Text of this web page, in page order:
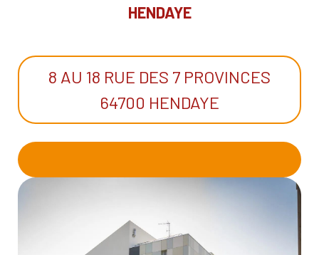
HENDAYE
8 AU 18 RUE DES 7 PROVINCES
64700 HENDAYE